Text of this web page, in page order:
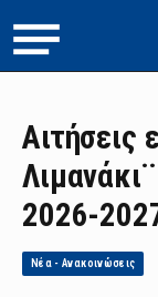
Αιτήσεις
2026-
Νέα - Ανακοινώσεις